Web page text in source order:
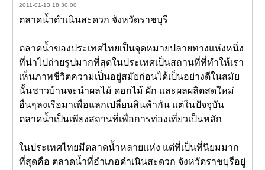
2011-01-13 18:30:00
ตลาดน้ำดำเนินสะดวก จังหวัดราชบุรี
ตลาดน้ำของประเทศไทยเป็นจุดหมายปลายทางแห่งหนึ่ง
ที่น่าไปถ่ายรูปมากที่สุดในประเทศเป็นสถานที่ที่ทำให้เรา
เห็นภาพชีวิตความเป็นอยู่สมัยก่อนได้เป็นอย่างดีในสมัย
นั้นชาวบ้านจะนำผลไม้ ดอกไม้ ผัก และผลผลิตสดใหม่
อื่นๆลงเรือมาเพื่อแลกเปลี่ยนสินค้ากัน แต่ในปัจจุบัน
ตลาดน้ำเป็นเพียงสถานที่เพื่อการท่องเที่ยวเป็นหลัก
ในประเทศไทยมีตลาดน้ำหลายแห่ง แต่ที่เป็นที่นิยมมาก
ที่สุดคือ ตลาดน้ำที่อำเภอดำเนินสะดวก จังหวัดราชบุรีอยู่